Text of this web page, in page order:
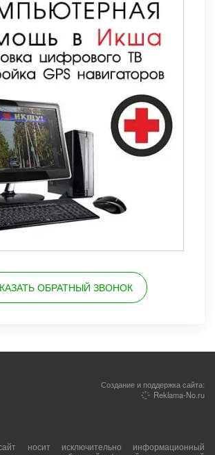
ОБРАТНЫЙ ЗВОНОК
Создание и поддержка сайта:
Reklama-No.ru
носит исключительно информационный